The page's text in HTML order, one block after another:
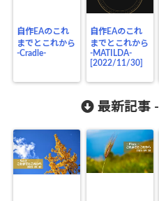
自作EAのこれ
までとこれから
-Cradle-
自作EAのこれ
までとこれから
-MATILDA-
[2022/11/30]
最新記事 -